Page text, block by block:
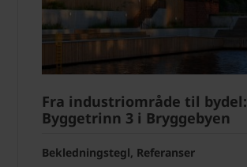
Fra industriområde til bydel:
Byggetrinn 3 i Bryggebyen
Bekledningstegl, Referanser